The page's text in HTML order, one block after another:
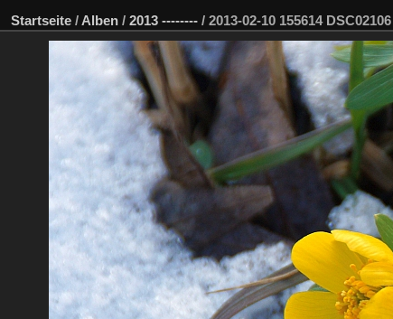
Startseite / Alben / 2013 -------- / 2013-02-10 155614